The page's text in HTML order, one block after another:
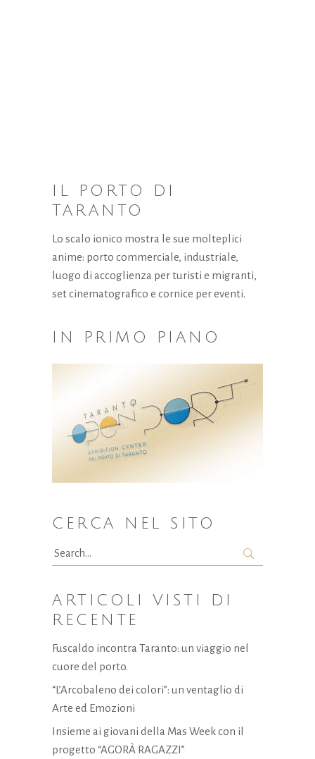
IL PORTO DI
TARANTO
Lo scalo ionico mostra le sue molteplici
anime: porto commerciale, industriale,
luogo di accoglienza per turisti e migranti,
set cinematografico e cornice per eventi.
IN PRIMO PIANO
CERCA NEL SITO
Search
for:
ARTICOLI VISTI DI
RECENTE
Fuscaldo incontra Taranto: un viaggio nel
cuore del porto.
“L’Arcobaleno dei colori”: un ventaglio di
Arte ed Emozioni
Insieme ai giovani della Mas Week con il
progetto “AGORÀ RAGAZZI”